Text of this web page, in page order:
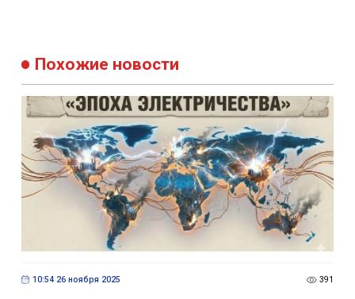
Похожие новости
10:54 26 ноября 2025 391